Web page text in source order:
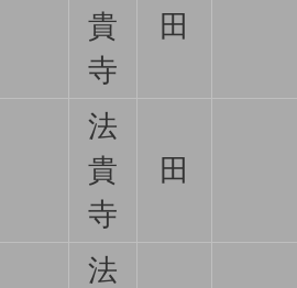
貴
寺
田
法
貴
寺
田
法